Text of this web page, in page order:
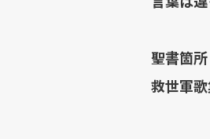
聖書箇
救世軍